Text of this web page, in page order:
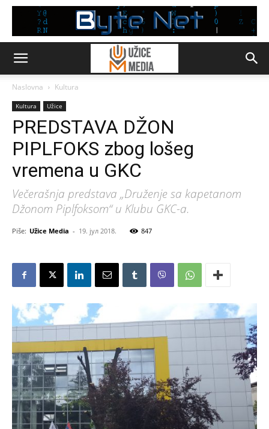
Naslovna Kultura
Kultura Užice
PREDSTAVA DŽON
PIPLFOKS zbog lošeg
vremena u GKC
Večerašnja predstava „Druženje sa kapetanom
Džonom Piplfoksom“ u Klubu GKC-a.
Piše: Užice Media - 19. јул 2018. 847